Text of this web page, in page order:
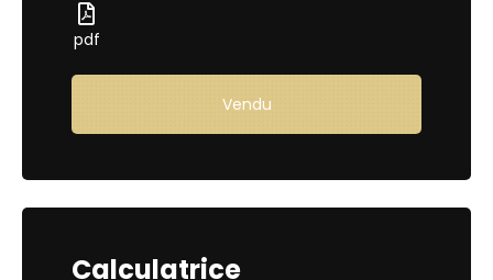
pdf
Vendu
Calculatrice